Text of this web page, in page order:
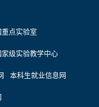
点实验室
级实验教学中心
本科生就业信息网